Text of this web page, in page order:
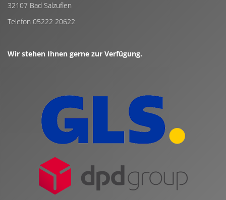
32107 Bad Salzuflen
Telefon 05222 20622
Wir stehen Ihnen gerne zur Verfügung.